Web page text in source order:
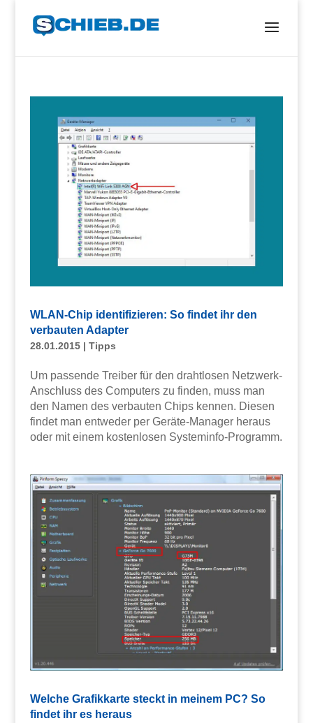
WLAN-Chip identifizieren: So findet ihr den
verbauten Adapter
28.01.2015| Tipps
Um passende Treiber für den drahtlosen Netzwerk-
Anschluss des Computers zu finden, muss man
den Namen des verbauten Chips kennen. Diesen
findet man entweder per Geräte-Manager heraus
oder mit einem kostenlosen Systeminfo-Programm.
Welche Grafikkarte steckt in meinem PC? So
findet ihr es heraus